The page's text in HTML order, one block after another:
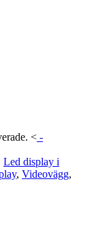
< -
Led display i
, Videovägg,